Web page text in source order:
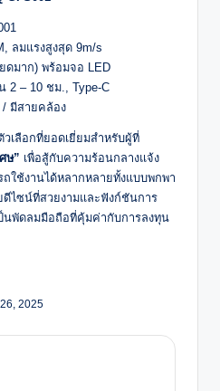
ลมแรงสูงสุด 9m/s
ดมาก) พร้อมจอ LED
2 – 10 ชม., Type-C
มีสายคล้อง
วเลือกที่ยอดเยี่ยมสำหรับผู้ที่
ษ” เพื่อสู้กับความร้อนกลางแจ้ง
ใช้งานได้หลากหลายทั้งแบบพกพา
ดีไซน์ที่สวยงามและฟังก์ชันการ
นพัดลมมือถือที่คุ้มค่ากับการลงทุน
2025